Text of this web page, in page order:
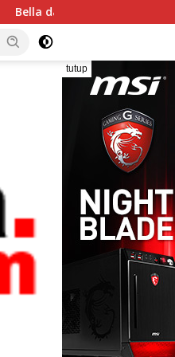
Papua yang Meniti Karier
tutup